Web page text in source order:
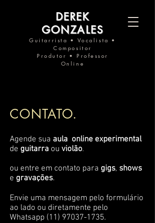
DEREK
GONZALES
Guitarrista • Vocalista •
Compositor
Produtor • Professor
Online
CONTATO.
Agende sua aula online experimental
de guitarra ou violão.
ou entre em contato para gigs, shows
e gravações.
Envie uma mensagem pelo formulário
ao lado ou diretamente pelo
Whatsapp (11) 97037-1735.